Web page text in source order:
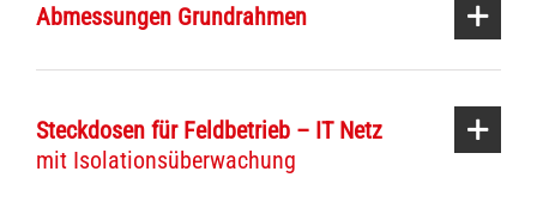
Abmessungen Grundrahmen
Steckdosen für Feldbetrieb – IT Netz
mit Isolationsüberwachung